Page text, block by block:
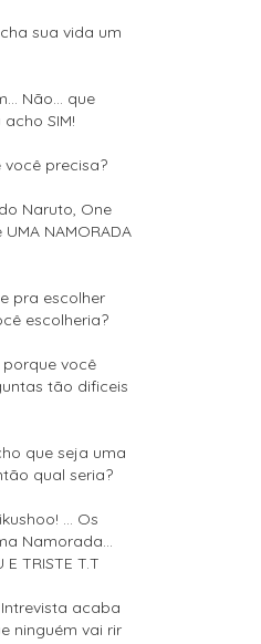
sua vida um
Não... que
SIM!
você precisa?
Naruto, One
NAMORADA
pra escolher
escolheria?
porque você
tão dificeis
que seja uma
qual seria?
... Os
Namorada...
E TRISTE T.T
acaba
ninguém vai rir